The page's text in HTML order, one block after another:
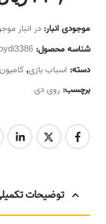
موجودی انبار: در انبار
شناسه محصول:
دسته: اسباب بازی,
برچسب: روی دی
توضیحات